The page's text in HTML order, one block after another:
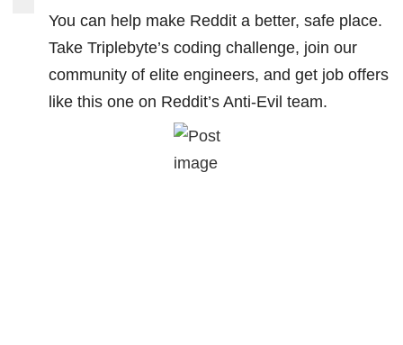
You can help make Reddit a better, safe place.
Take Triplebyte’s coding challenge, join our
community of elite engineers, and get job offers
like this one on Reddit’s Anti-Evil team.